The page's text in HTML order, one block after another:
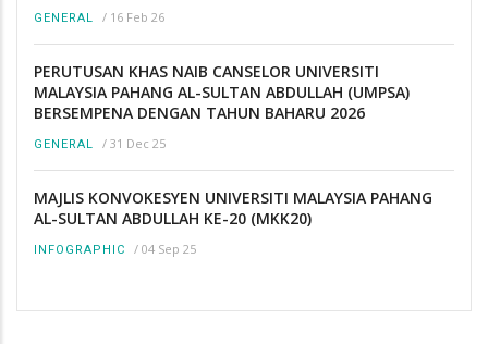
GENERAL / 16 Feb 26
PERUTUSAN KHAS NAIB CANSELOR UNIVERSITI
MALAYSIA PAHANG AL-SULTAN ABDULLAH (UMPSA)
BERSEMPENA DENGAN TAHUN BAHARU 2026
GENERAL / 31 Dec 25
MAJLIS KONVOKESYEN UNIVERSITI MALAYSIA PAHANG
AL-SULTAN ABDULLAH KE-20 (MKK20)
INFOGRAPHIC / 04 Sep 25